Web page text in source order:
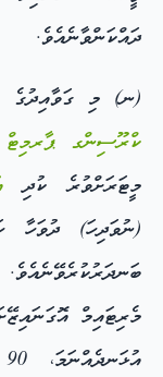
ދައްކަންވާނެއެވެ.
(ނ) މި ގަވާއިދުގެ 3 ވަނަ މާއްދާގެ (ރ) ގައި ބަޔާންކޮށްފައިވާ
ކްރޫސިންގ ޕާރމިޓް
މީޓަރަށްވުރެ ކުދި
(ނުވަދިހަ) ދުވަހާ
މެރިޓައިމް